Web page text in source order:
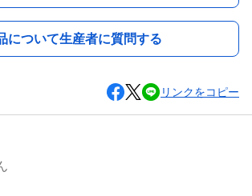
について生産者に質問する
リンクをコピー